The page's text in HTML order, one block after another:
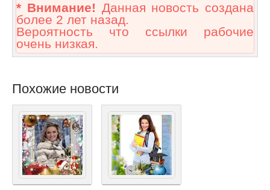
* Внимание! Данная новость создана
более 2 лет назад.
Вероятность что ссылки рабочие
очень низкая.
Похожие новости